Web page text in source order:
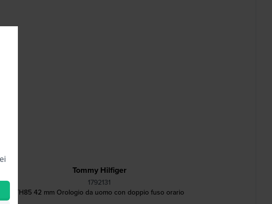
Tommy Hilfiger
1792131
TH85 42 mm Orologio da uomo con doppio fuso orario